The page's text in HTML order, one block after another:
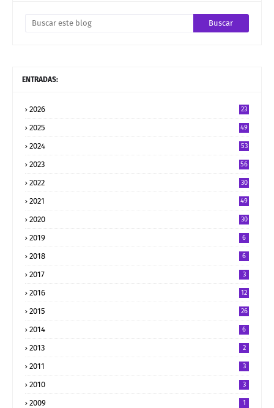
ENTRADAS:
2026 23
2025 49
2024 53
2023 56
2022 30
2021 49
2020 30
2019 6
2018 6
2017 3
2016 12
2015 26
2014 6
2013 2
2011 3
2010 3
2009 1